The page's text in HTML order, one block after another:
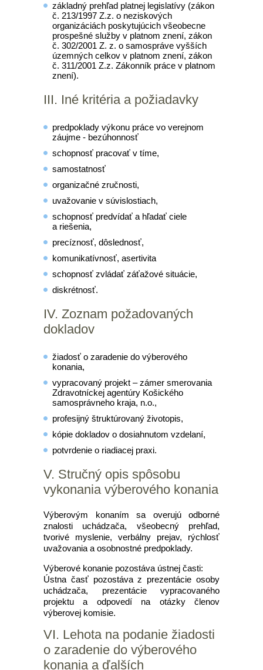
základný prehľad platnej legislatívy (zákon
č. 213/1997 Z.z. o neziskových
organizáciách poskytujúcich všeobecne
prospešné služby v platnom znení, zákon
č. 302/2001 Z. z. o samospráve vyšších
územných celkov v platnom znení, zákon
č. 311/2001 Z.z. Zákonník práce v platnom
znení).
III. Iné kritéria a požiadavky
predpoklady výkonu práce vo verejnom
záujme - bezúhonnosť
schopnosť pracovať v tíme,
samostatnosť
organizačné zručnosti,
uvažovanie v súvislostiach,
schopnosť predvídať a hľadať ciele
a riešenia,
precíznosť, dôslednosť,
komunikatívnosť, asertivita
schopnosť zvládať záťažové situácie,
diskrétnosť.
IV. Zoznam požadovaných
dokladov
žiadosť o zaradenie do výberového
konania,
vypracovaný projekt – zámer smerovania
Zdravotníckej agentúry Košického
samosprávneho kraja, n.o.,
profesijný štruktúrovaný životopis,
kópie dokladov o dosiahnutom vzdelaní,
potvrdenie o riadiacej praxi.
V. Stručný opis spôsobu
vykonania výberového konania
Výberovým konaním sa overujú odborné
znalosti uchádzača, všeobecný prehľad,
tvorivé myslenie, verbálny prejav, rýchlosť
uvažovania a osobnostné predpoklady.
Výberové konanie pozostáva ústnej časti:
Ústna časť pozostáva z prezentácie osoby
uchádzača, prezentácie vypracovaného
projektu a odpovedí na otázky členov
výberovej komisie.
VI. Lehota na podanie žiadosti
o zaradenie do výberového
konania a ďalších